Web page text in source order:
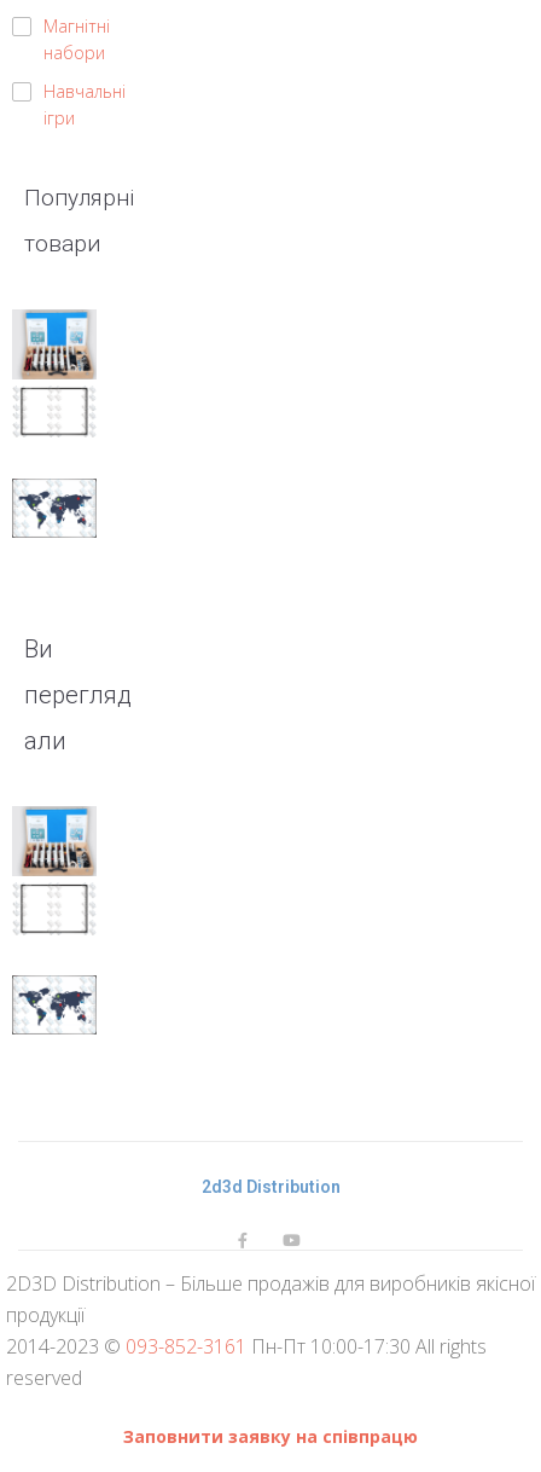
Магнітні
набори
Навчальні
ігри
Популярні
товари
Ви
перегляд
али
2d3d Distribution
2D3D Distribution – Більше продажів для виробників якісної
продукції
2014-2023 © 093-852-3161 Пн-Пт 10:00-17:30 All rights
reserved
Заповнити заявку на співпрацю